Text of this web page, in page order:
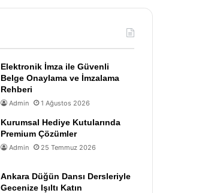
Elektronik İmza ile Güvenli
Belge Onaylama ve İmzalama
Rehberi
Admin 1 Ağustos 2026
Kurumsal Hediye Kutularında
Premium Çözümler
Admin 25 Temmuz 2026
Ankara Düğün Dansı Dersleriyle
Gecenize Işıltı Katın